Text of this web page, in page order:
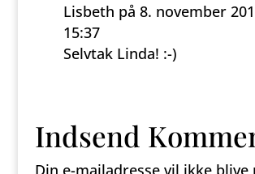
Lisbeth på 8. november
15:37
Selvtak Linda! :-)
Indsend
Din e-mailadresse vil ikke blive